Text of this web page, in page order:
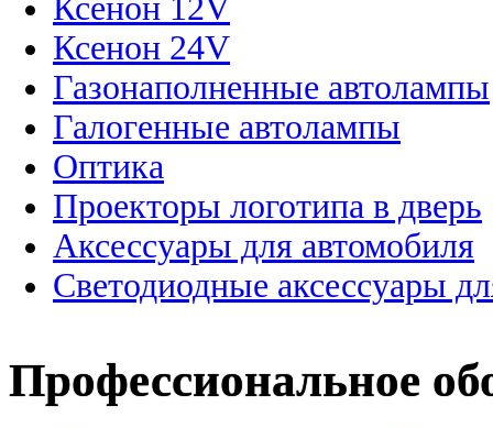
Ксенон 12V
Ксенон 24V
Газонаполненные автолампы
Галогенные автолампы
Оптика
Проекторы логотипа в дверь
Аксессуары для автомобиля
Светодиодные аксессуары
Профессиональное